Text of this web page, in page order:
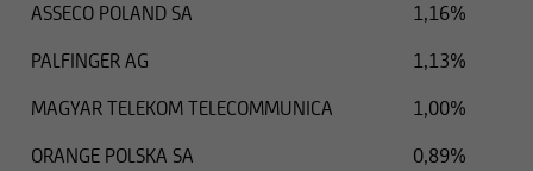
ASSECO POLAND SA
1,16%
PALFINGER AG
1,13%
MAGYAR TELEKOM TELECOMMUNICA
1,00%
ORANGE POLSKA SA
0,89%